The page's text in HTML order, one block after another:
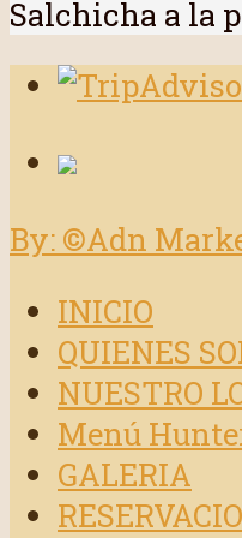
Salchicha a la
By: ©Adn
INICIO
QUIENES
NUESTRO
Menú
GALERIA